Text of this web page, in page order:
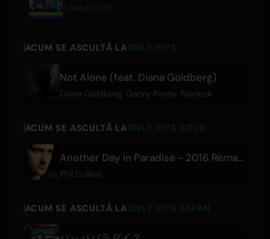
ACUM SE ASCULTĂ LAONLY HITS
Not Alone (feat. Diana Goldberg)
Diana Goldberg Gabry Ponte Naeleck
ACUM SE ASCULTĂ LAONLY HITS GOLD
Another Day in Paradise - 2016 Remaster
Phil Collins
ACUM SE ASCULTĂ LAONLY HITS JAPAN